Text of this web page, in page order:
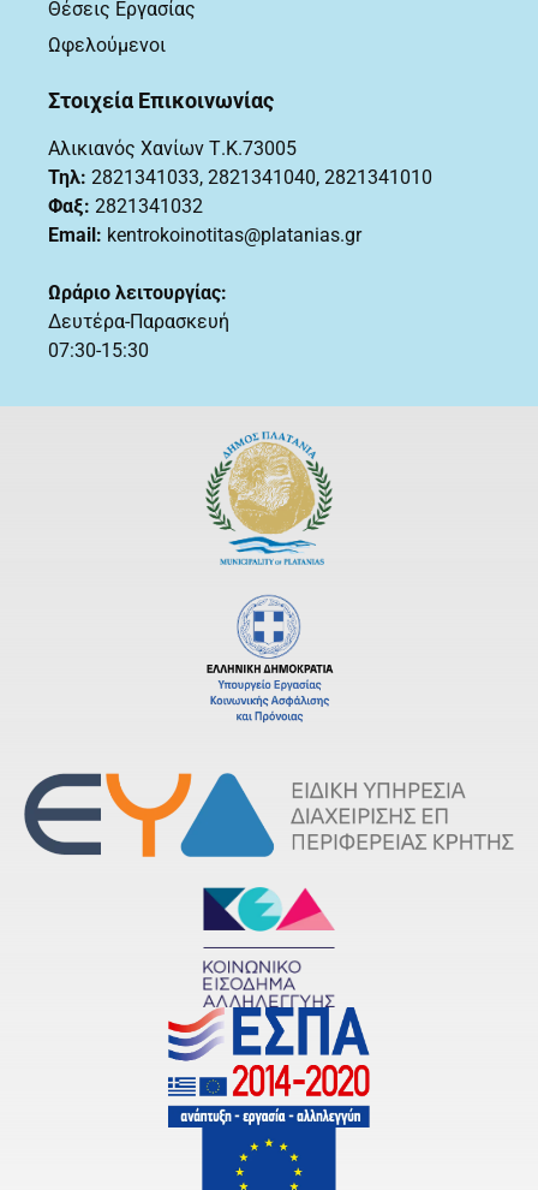
Θέσεις Εργασίας
Ωφελούμενοι
Στοιχεία Επικοινωνίας
Αλικιανός Χανίων Τ.Κ.73005
Τηλ: 2821341033, 2821341040, 2821341010
Φαξ: 2821341032
Email: kentrokoinotitas@platanias.gr
Ωράριο λειτουργίας:
Δευτέρα-Παρασκευή
07:30-15:30